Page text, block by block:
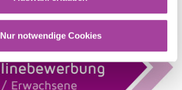
Nur notwendige Cookies